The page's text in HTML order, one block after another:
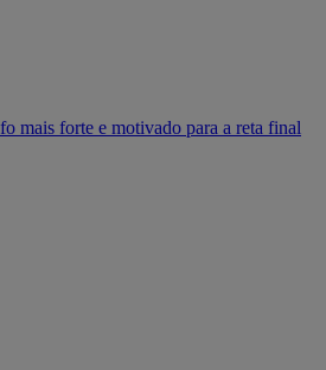
mais forte e motivado para a reta final